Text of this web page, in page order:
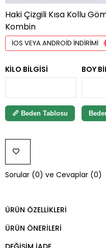
Haki Çizgili Kısa Kollu
Kombin
İOS VEYA ANDROID İNDIRIMI
KILO BILGISI BOY
📏 Beden Tablosu
FAVORILERE
EKLE
Sorular (0) ve Cevaplar (0)
ÜRÜN ÖZELLIKLERI
ÜRÜN ÖNERILERI